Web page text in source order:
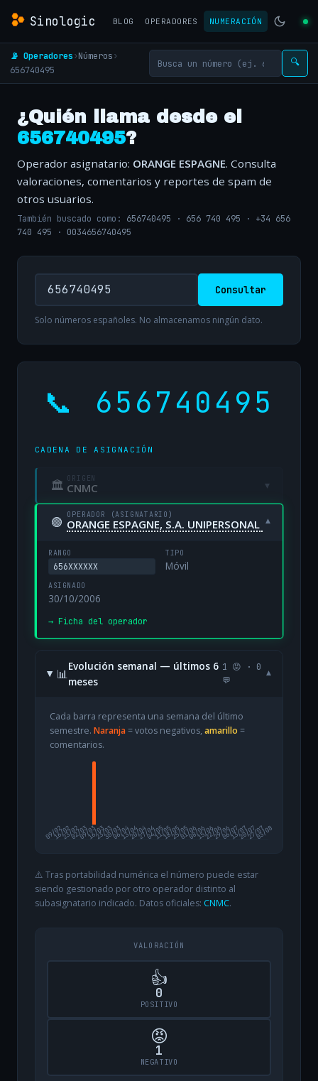
Sinologic BLOG OPERADORES NUMERACIÓN
📡 Operadores›Números›
656740495
🔍
¿Quién llama desde el
656740495?
Operador asignatario: ORANGE ESPAGNE. Consulta
valoraciones, comentarios y reportes de spam de
otros usuarios.
También buscado como: 656740495 · 656 740 495 · +34 656
740 495 · 0034656740495
Consultar
Solo números españoles. No almacenamos ningún dato.
📞 656740495
CADENA DE ASIGNACIÓN
🏛 ORIGEN
CNMC ▾
🟢 OPERADOR (ASIGNATARIO)
ORANGE ESPAGNE, S.A. UNIPERSONAL ▾
RANGO
656XXXXXX
TIPO
Móvil
ASIGNADO
30/10/2006
→ Ficha del operador
📊
Evolución semanal — últimos 6
meses
1 😡 · 0
💬
▾
Cada barra representa una semana del último
semestre. Naranja= votos negativos, amarillo =
comentarios.
09/02
16/0223/0202/0309/0316/0323/0330/0306/0413/0420/0427/0404/0511/0518/0525/0501/0608/0615/0622/0629/0606/0713/0720/0727/07
03/08
⚠️ Tras portabilidad numérica el número puede estar
siendo gestionado por otro operador distinto al
subasignatario indicado. Datos oficiales: CNMC.
VALORACIÓN
👍
0
POSITIVO
😡
1
NEGATIVO